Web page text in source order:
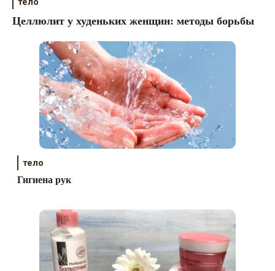
Целлюлит у худеньких женщин: методы борьбы
тело
Гигиена рук